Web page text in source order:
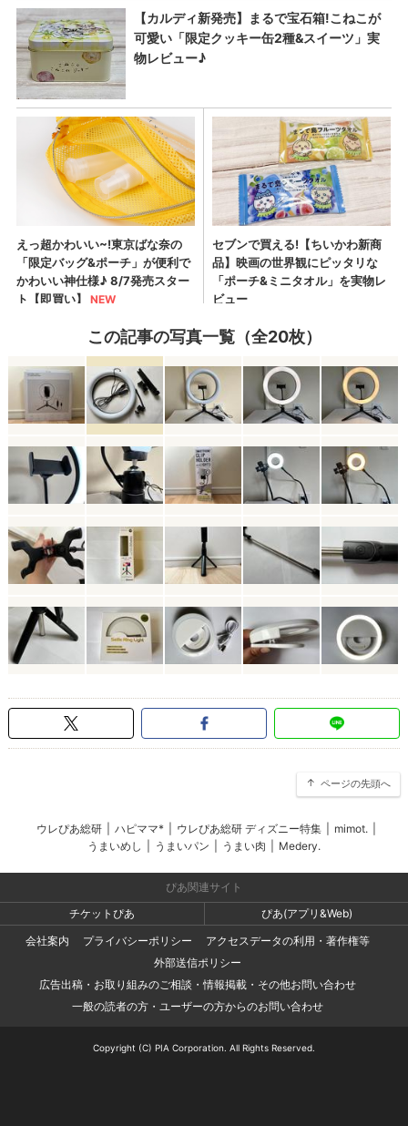
この記事の写真一覧（全20枚）
ページの先頭へ
ウレぴあ総研 ハピママ* ウレぴあ総研 ディズニー特集 mimot.
うまいめし
うまいパン うまい肉 Medery.
ぴあ関連サイト
チケットぴあ
ぴあ(アプリ&Web)
会社案内
プライバシーポリシー
アクセスデータの利用・著作権等
外部送信ポリシー
広告出稿・お取り組みのご相談・情報掲載・その他お問い合わせ
一般の読者の方・ユーザーの方からのお問い合わせ
Copyright (C) PIA Corporation. All Rights Reserved.